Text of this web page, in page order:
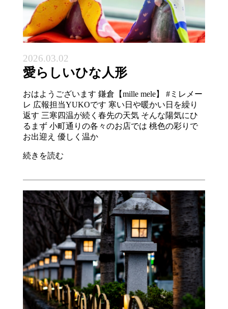
2026.03.02
愛らしいひな人形
おはようございます 鎌倉【mille mele】 #ミレメー
レ 広報担当YUKOです 寒い日や暖かい日を繰り
返す 三寒四温が続く春先の天気 そんな陽気にひ
るまず 小町通りの各々のお店では 桃色の彩りで
お出迎え 優しく温か
続きを読む